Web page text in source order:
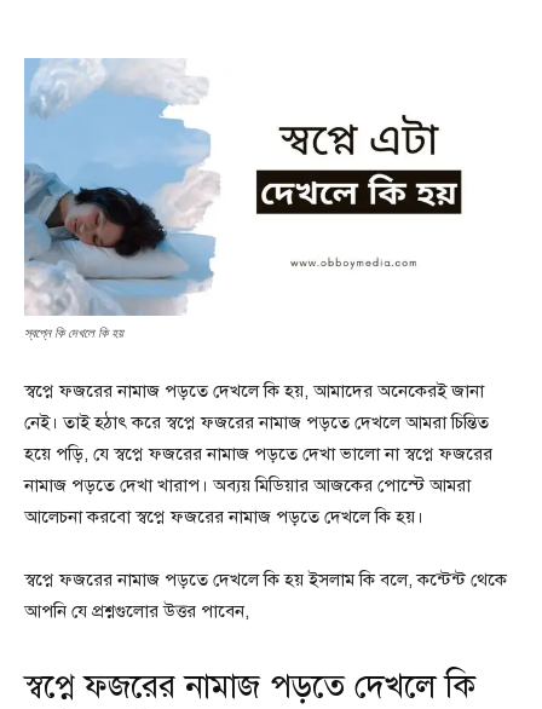
স্বপ্নে কি দেখলে কি হয়
স্বপ্নে ফজরের নামাজ পড়তে দেখলে কি হয়, আমাদের অনেকেরই জানা
নেই। তাই হঠাৎ করে স্বপ্নে ফজরের নামাজ পড়তে দেখলে আমরা চিন্তিত
হয়ে পড়ি, যে স্বপ্নে ফজরের নামাজ পড়তে দেখা ভালো না স্বপ্নে ফজরের
নামাজ পড়তে দেখা খারাপ। অব্যয় মিডিয়ার আজকের পোস্টে আমরা
আলেচনা করবো স্বপ্নে ফজরের নামাজ পড়তে দেখলে কি হয়।
স্বপ্নে ফজরের নামাজ পড়তে দেখলে কি হয় ইসলাম কি বলে, কন্টেন্ট থেকে
আপনি যে প্রশ্নগুলোর উত্তর পাবেন,
স্বপ্নে ফজরের নামাজ পড়তে দেখলে কি